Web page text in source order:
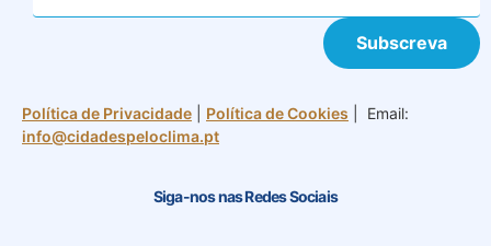
Subscreva
Política de Privacidade Política de Cookies | Email:
info@cidadespeloclima.pt
Siga-nos nas Redes Sociais